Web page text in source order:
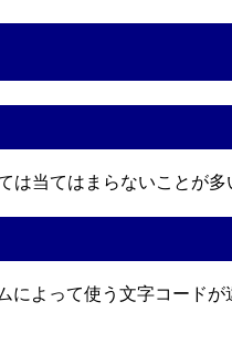
は当てはまらないことが
よって使う文字コードが